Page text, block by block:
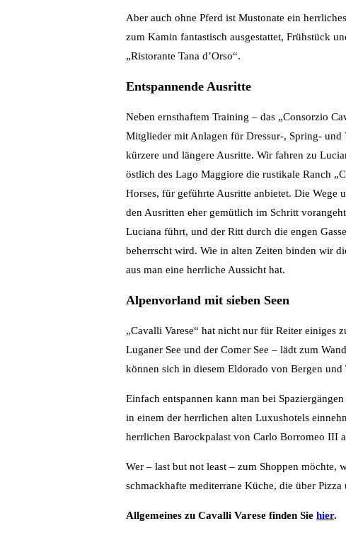
Aber auch ohne Pferd ist Mustonate ein
zum Kamin fantastisch ausgestattet, Frühstück
„Ristorante Tana d’Orso“.
Entspannende Ausritte
Neben ernsthaftem Training – das „Consorzio
Mitglieder mit Anlagen für Dressur-, Spring-
kürzere und längere Ausritte. Wir fahren zu
östlich des Lago Maggiore die rustikale Ranch
Horses, für geführte Ausritte anbietet. Die Wege
den Ausritten eher gemütlich im Schritt
Luciana führt, und der Ritt durch die engen
beherrscht wird. Wie in alten Zeiten binden wir
aus man eine herrliche Aussicht hat.
Alpenvorland mit sieben Seen
„Cavalli Varese“ hat nicht nur für Reiter einiges
Luganer See und der Comer See – lädt zum
können sich in diesem Eldorado von Bergen
Einfach entspannen kann man bei
in einem der herrlichen alten Luxushotels
herrlichen Barockpalast von Carlo Borromeo III
Wer – last but not least – zum Shoppen
schmackhafte mediterrane Küche, die über
Allgemeines zu Cavalli Varese finden Sie hier.